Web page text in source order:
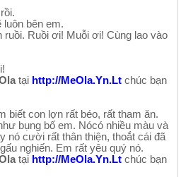
bên em.
ruồi. Ruồi ơi! Muỗi ơi! Cùng lao vào
tại http://MeOla.Yn.Lt chúc bạn
biết con lợn rất béo, rất tham ăn.
bụng bố em. Nócó nhiều màu và
nó cười rất thân thiện, thoắt cái đã
nghiến. Em rất yêu quý nó.
tại http://MeOla.Yn.Lt chúc bạn